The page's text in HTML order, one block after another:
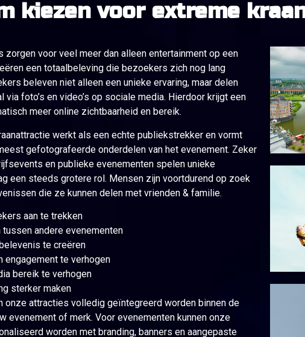
kiezen voor extreme
zorgen voor veel meer dan alleen entertainment op een
een totaalbeleving die bezoekers zich nog lang
beleven niet alleen een unieke ervaring, maar delen
via foto’s en video’s op sociale media. Hierdoor krijgt een
meer online zichtbaarheid en bereik.
werkt als een echte publiekstrekker en vormt
gefotografeerde onderdelen van het evenement. Zeker
en publieke evenementen spelen unieke
een steeds grotere rol. Mensen zijn voortdurend op zoek
die ze kunnen delen met vrienden & familie.
aan te trekken
tussen andere evenementen
te creëren
engagement te verhogen
bereik te verhogen
sterker maken
onze attracties volledig geïntegreerd worden binnen de
evenement of merk. Voor evenementen kunnen onze
worden met branding, banners en aangepaste